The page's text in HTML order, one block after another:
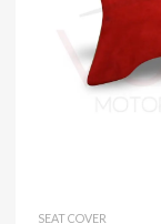
SEAT COVER